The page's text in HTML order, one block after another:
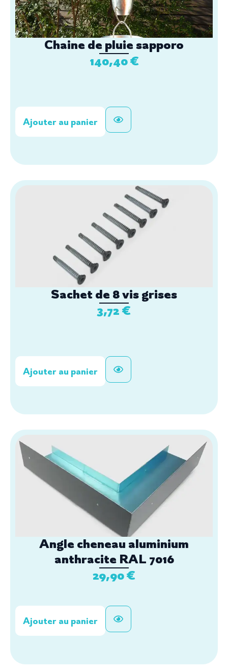
Chaine de pluie sapporo
140,40€
Ajouter au panier
Sachet de 8 vis grises
3,72€
Ajouter au panier
Angle cheneau aluminium
anthracite RAL 7016
29,90€
Ajouter au panier